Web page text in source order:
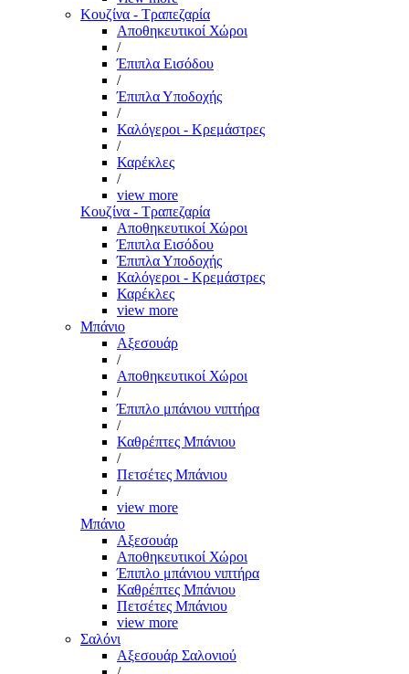
Κουζίνα - Τραπεζαρία
Αποθηκευτικοί Χώροι
/
Έπιπλα Εισόδου
/
Έπιπλα Υποδοχής
/
Καλόγεροι - Κρεμάστρες
/
Καρέκλες
/
view more
Κουζίνα - Τραπεζαρία
Αποθηκευτικοί Χώροι
Έπιπλα Εισόδου
Έπιπλα Υποδοχής
Καλόγεροι - Κρεμάστρες
Καρέκλες
view more
Μπάνιο
Αξεσουάρ
/
Αποθηκευτικοί Χώροι
/
Έπιπλο μπάνιου νιπτήρα
/
Καθρέπτες Μπάνιου
/
Πετσέτες Μπάνιου
/
view more
Μπάνιο
Αξεσουάρ
Αποθηκευτικοί Χώροι
Έπιπλο μπάνιου νιπτήρα
Καθρέπτες Μπάνιου
Πετσέτες Μπάνιου
view more
Σαλόνι
Αξεσουάρ Σαλονιού